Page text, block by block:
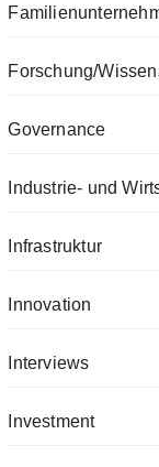
Forschung/
Governance
Industrie- und
Infrastruktur
Innovation
Interviews
Investment